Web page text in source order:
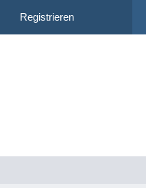
Registrieren